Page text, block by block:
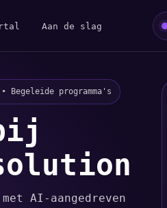
Aan de slag
programma's
AI-aangedreven